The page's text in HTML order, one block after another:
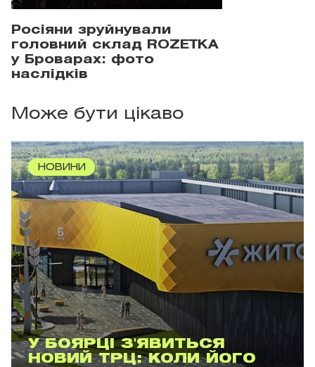
Росіяни зруйнували
головний склад ROZETKA
у Броварах: фото
наслідків
Може бути цікаво
НОВИНИ
У БОЯРЦІ З'ЯВИТЬСЯ
НОВИЙ ТРЦ: КОЛИ ЙОГО